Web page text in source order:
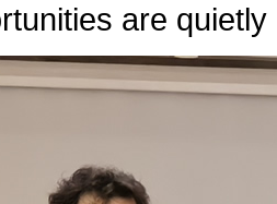
are quietly